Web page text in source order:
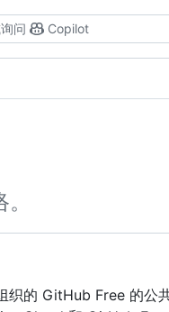
问 Copilot
织的 GitHub Free 的公